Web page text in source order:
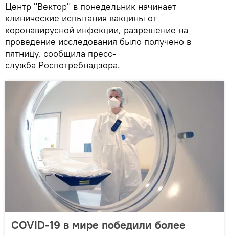
Центр "Вектор" в понедельник начинает
клинические испытания вакцины от
коронавирусной инфекции, разрешение на
проведение исследования было получено в
пятницу, сообщила пресс-
служба Роспотребнадзора.
COVID-19 в мире победили более